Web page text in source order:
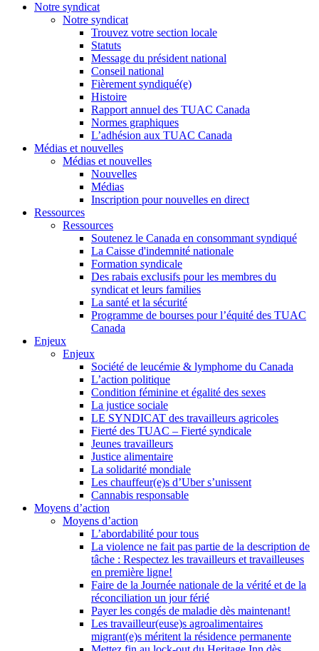
Notre syndicat
Notre syndicat
Trouvez votre section locale
Statuts
Message du président national
Conseil national
Fièrement syndiqué(e)
Histoire
Rapport annuel des TUAC Canada
Normes graphiques
L’adhésion aux TUAC Canada
Médias et nouvelles
Médias et nouvelles
Nouvelles
Médias
Inscription pour nouvelles en direct
Ressources
Ressources
Soutenez le Canada en consommant syndiqué
La Caisse d'indemnité nationale
Formation syndicale
Des rabais exclusifs pour les membres du
syndicat et leurs families
La santé et la sécurité
Programme de bourses pour l’équité des TUAC
Canada
Enjeux
Enjeux
Société de leucémie & lymphome du Canada
L’action politique
Condition féminine et égalité des sexes
La justice sociale
LE SYNDICAT des travailleurs agricoles
Fierté des TUAC – Fierté syndicale
Jeunes travailleurs
Justice alimentaire
La solidarité mondiale
Les chauffeur(e)s d’Uber s’unissent
Cannabis responsable
Moyens d’action
Moyens d’action
L’abordabilité pour tous
La violence ne fait pas partie de la description de
tâche : Respectez les travailleurs et travailleuses
en première ligne!
Faire de la Journée nationale de la vérité et de la
réconciliation un jour férié
Payer les congés de maladie dès maintenant!
Les travailleur(euse)s agroalimentaires
migrant(e)s méritent la résidence permanente